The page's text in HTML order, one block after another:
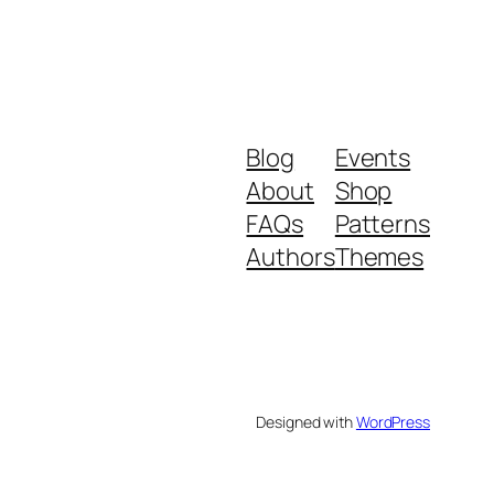
Blog
About
FAQs
Authors
Events
Shop
Patterns
Themes
Designed withWordPress